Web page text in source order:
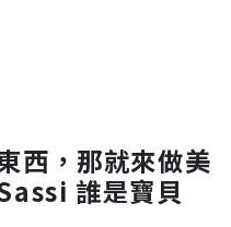
西，那就來做美
誰是寶貝